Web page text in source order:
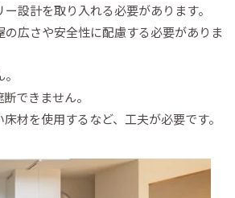
設計を取り入れる必要があります。
広さや安全性に配慮する必要がありま
できません。
材を使用するなど、工夫が必要です。